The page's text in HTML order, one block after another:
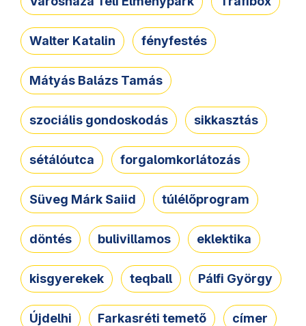
Walter Katalin fényfestés
Mátyás Balázs Tamás
szociális gondoskodás sikkasztás
sétálóutca forgalomkorlátozás
Süveg Márk Saiid túlélőprogram
döntés bulivillamos eklektika
kisgyerekek teqball Pálfi György
Újdelhi Farkasréti temető címer